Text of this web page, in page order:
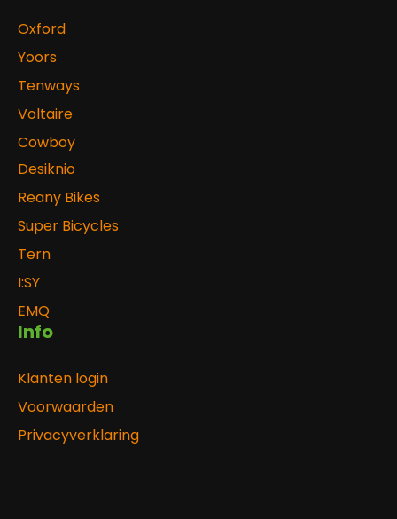
Oxford
Yoors
Tenways
Voltaire
Cowboy
Desiknio
Reany Bikes
Super Bicycles
Tern
I:SY
EMQ
Info
Klanten login
Voorwaarden
Privacyverklaring